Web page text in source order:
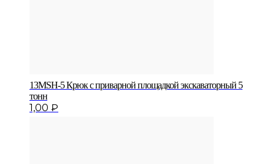
13MSH-5 Крюк с приварной площадкой экскаваторный 5
тонн
1,00 ₽